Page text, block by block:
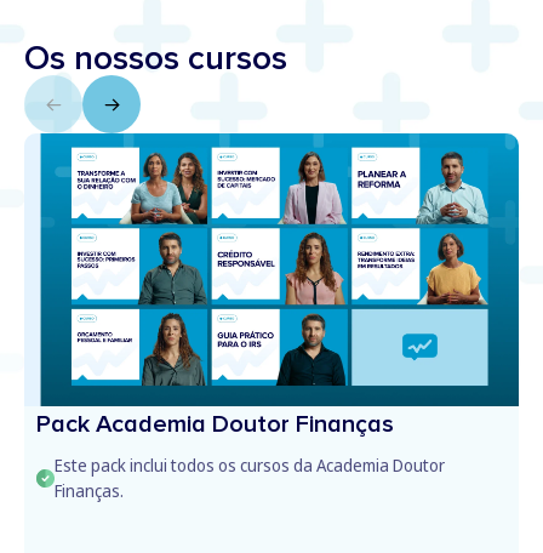
Os nossos cursos
Pack Academia Doutor Finanças
Este pack inclui todos os cursos da Academia Doutor
Finanças.